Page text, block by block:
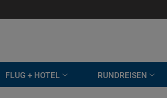
FLUG + HOTEL RUNDREISEN